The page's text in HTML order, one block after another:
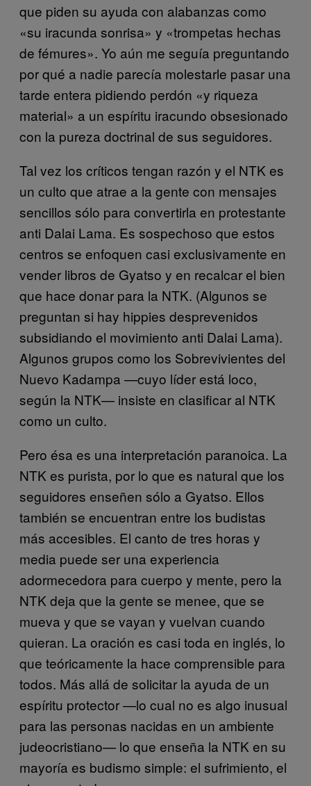
que piden su ayuda con alabanzas como
«su iracunda sonrisa» y «trompetas hechas
de fémures». Yo aún me seguía preguntando
por qué a nadie parecía molestarle pasar una
tarde entera pidiendo perdón «y riqueza
material» a un espíritu iracundo obsesionado
con la pureza doctrinal de sus seguidores.
Tal vez los críticos tengan razón y el NTK es
un culto que atrae a la gente con mensajes
sencillos sólo para convertirla en protestante
anti Dalai Lama. Es sospechoso que estos
centros se enfoquen casi exclusivamente en
vender libros de Gyatso y en recalcar el bien
que hace donar para la NTK. (Algunos se
preguntan si hay hippies desprevenidos
subsidiando el movimiento anti Dalai Lama).
Algunos grupos como los Sobrevivientes del
Nuevo Kadampa —cuyo líder está loco,
según la NTK— insiste en clasificar al NTK
como un culto.
Pero ésa es una interpretación paranoica. La
NTK es purista, por lo que es natural que los
seguidores enseñen sólo a Gyatso. Ellos
también se encuentran entre los budistas
más accesibles. El canto de tres horas y
media puede ser una experiencia
adormecedora para cuerpo y mente, pero la
NTK deja que la gente se menee, que se
mueva y que se vayan y vuelvan cuando
quieran. La oración es casi toda en inglés, lo
que teóricamente la hace comprensible para
todos. Más allá de solicitar la ayuda de un
espíritu protector —lo cual no es algo inusual
para las personas nacidas en un ambiente
judeocristiano— lo que enseña la NTK en su
mayoría es budismo simple: el sufrimiento, el